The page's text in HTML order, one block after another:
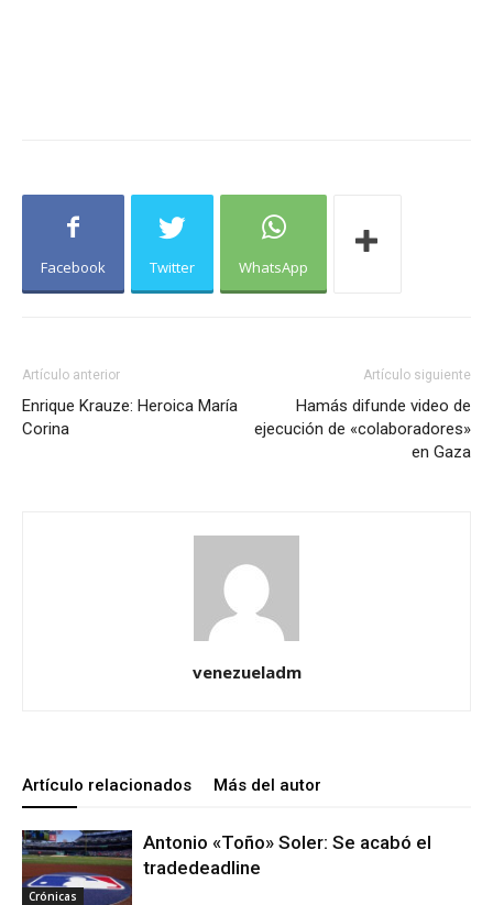
Facebook Twitter WhatsApp
Artículo anterior
Enrique Krauze: Heroica María
Corina
Artículo siguiente
Hamás difunde video de
ejecución de «colaboradores»
en Gaza
venezueladm
Artículo relacionados Más del autor
Crónicas
Antonio «Toño» Soler: Se acabó el
tradedeadline